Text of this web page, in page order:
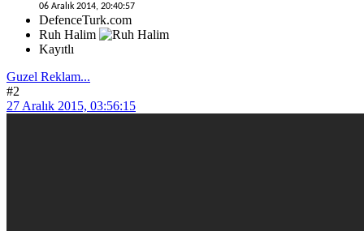
06 Aralık 2014, 20:40:57
DefenceTurk.com
Ruh Halim
Kayıtlı
Guzel Reklam...
#2
27 Aralık 2015, 03:56:15